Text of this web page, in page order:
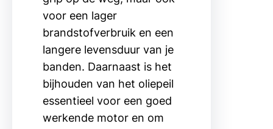
voor een lager
brandstofverbruik en een
langere levensduur van je
banden. Daarnaast is het
bijhouden van het oliepeil
essentieel voor een goed
werkende motor en om